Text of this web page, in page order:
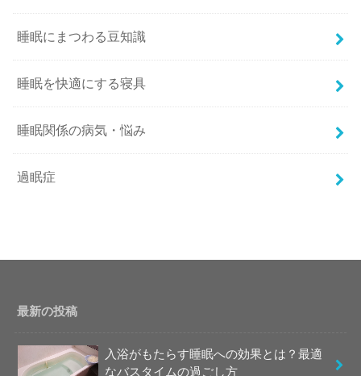
睡眠にまつわる豆知識
睡眠を快適にする寝具
睡眠関係の病気・悩み
過眠症
最新の投稿
入浴がもたらす睡眠への効果とは？最適
なバスタイムの過ごし方